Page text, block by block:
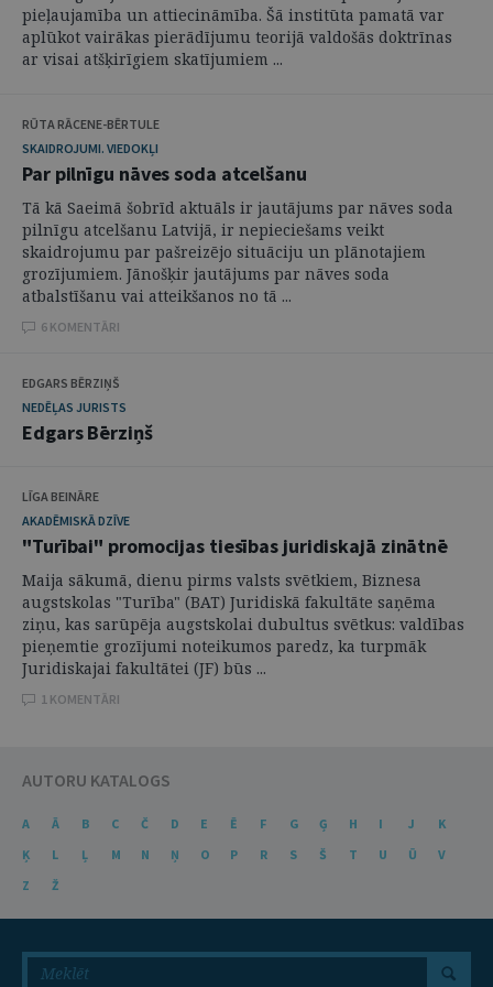
pieļaujamība un attiecināmība. Šā institūta pamatā var
aplūkot vairākas pierādījumu teorijā valdošās doktrīnas
ar visai atšķirīgiem skatījumiem ...
RŪTA RĀCENE-BĒRTULE
SKAIDROJUMI. VIEDOKĻI
Par pilnīgu nāves soda atcelšanu
Tā kā Saeimā šobrīd aktuāls ir jautājums par nāves soda
pilnīgu atcelšanu Latvijā, ir nepieciešams veikt
skaidrojumu par pašreizējo situāciju un plānotajiem
grozījumiem. Jānošķir jautājums par nāves soda
atbalstīšanu vai atteikšanos no tā ...
6 KOMENTĀRI
EDGARS BĒRZIŅŠ
NEDĒĻAS JURISTS
Edgars Bērziņš
LĪGA BEINĀRE
AKADĒMISKĀ DZĪVE
"Turībai" promocijas tiesības juridiskajā zinātnē
Maija sākumā, dienu pirms valsts svētkiem, Biznesa
augstskolas "Turība" (BAT) Juridiskā fakultāte saņēma
ziņu, kas sarūpēja augstskolai dubultus svētkus: valdības
pieņemtie grozījumi noteikumos paredz, ka turpmāk
Juridiskajai fakultātei (JF) būs ...
1 KOMENTĀRI
AUTORU KATALOGS
A Ā B C Č D E Ē F G Ģ H I J
K
Ķ
L Ļ M N Ņ O P R S Š T U Ū
V
Z
Ž